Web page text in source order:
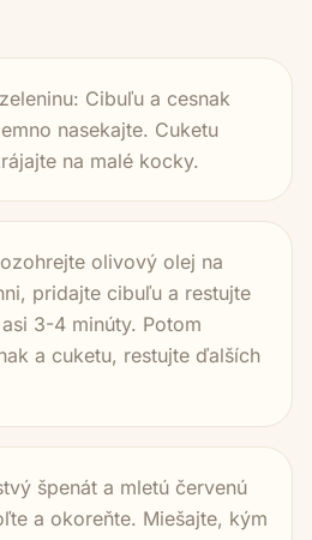
Cibuľu a cesnak
nasekajte. Cuketu
na malé kocky.
olivový olej na
pridajte cibuľu a restujte
3-4 minúty. Potom
a cuketu, restujte ďalších
špenát a mletú červenú
a okoreňte. Miešajte, kým